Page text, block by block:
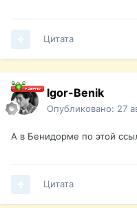
Цитата
Igor-Benik
Опубликовано: 27
А в Бенидорме по этой
Цитата